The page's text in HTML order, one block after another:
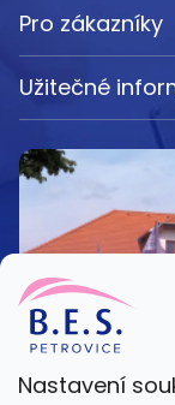
Nastavení
Pro zákazníky
Užitečné
Kamenná